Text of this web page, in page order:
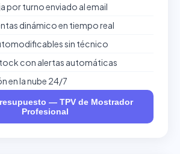
por turno enviado al email
dinámico en tiempo real
sin técnico
con alertas automáticas
en la nube 24/7
— TPV de Mostrador
Profesional